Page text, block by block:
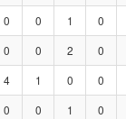
0 0 1 0
0 0 2 0
4 1 0 0
0 0 1 0